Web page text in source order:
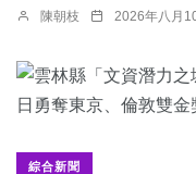
陳朝枝 2026年八月
綜合新聞